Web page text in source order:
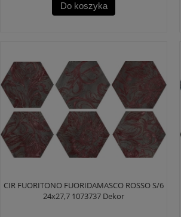
Do koszyka
CIR FUORITONO FUORIDAMASCO ROSSO S/6
24x27,7 1073737 Dekor